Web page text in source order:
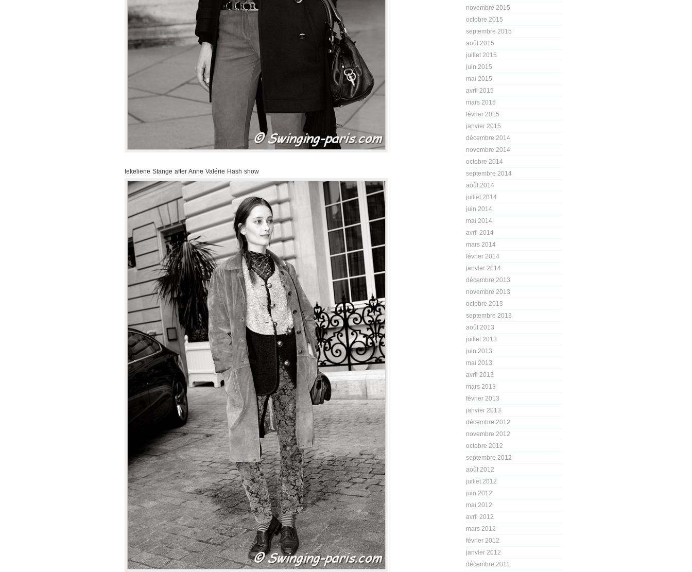
novembre 2015
octobre 2015
septembre 2015
août 2015
juillet 2015
juin 2015
mai 2015
avril 2015
mars 2015
février 2015
janvier 2015
décembre 2014
novembre 2014
octobre 2014
septembre 2014
août 2014
juillet 2014
juin 2014
mai 2014
avril 2014
mars 2014
février 2014
janvier 2014
décembre 2013
novembre 2013
octobre 2013
septembre 2013
août 2013
juillet 2013
juin 2013
mai 2013
avril 2013
mars 2013
février 2013
janvier 2013
décembre 2012
novembre 2012
octobre 2012
septembre 2012
août 2012
juillet 2012
juin 2012
mai 2012
avril 2012
mars 2012
février 2012
janvier 2012
décembre 2011
Iekeliene Stange after Anne Valérie Hash show